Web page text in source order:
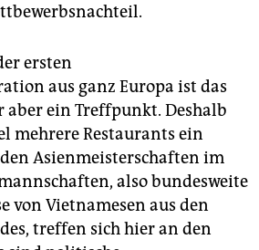
ersten
aus ganz Europa ist das
aber ein Treffpunkt. Deshalb
mehrere Restaurants ein
Asienmeisterschaften im
also bundesweite
von Vietnamesen aus den
treffen sich hier an den